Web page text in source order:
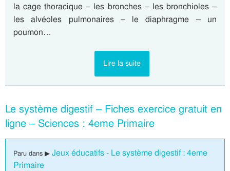
la cage thoracique – les bronches – les bronchioles –
les alvéoles pulmonaires – le diaphragme – un
poumon…
Lire la suite
Le système digestif – Fiches exercice gratuit en
ligne – Sciences : 4eme Primaire
Paru dans ▶ Jeux éducatifs - Le système digestif : 4eme
Primaire